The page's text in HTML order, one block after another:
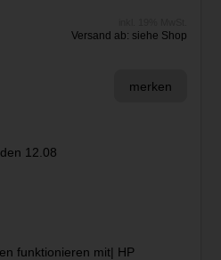
Versand ab: siehe Shop
merken
12.08
funktionieren mit| HP